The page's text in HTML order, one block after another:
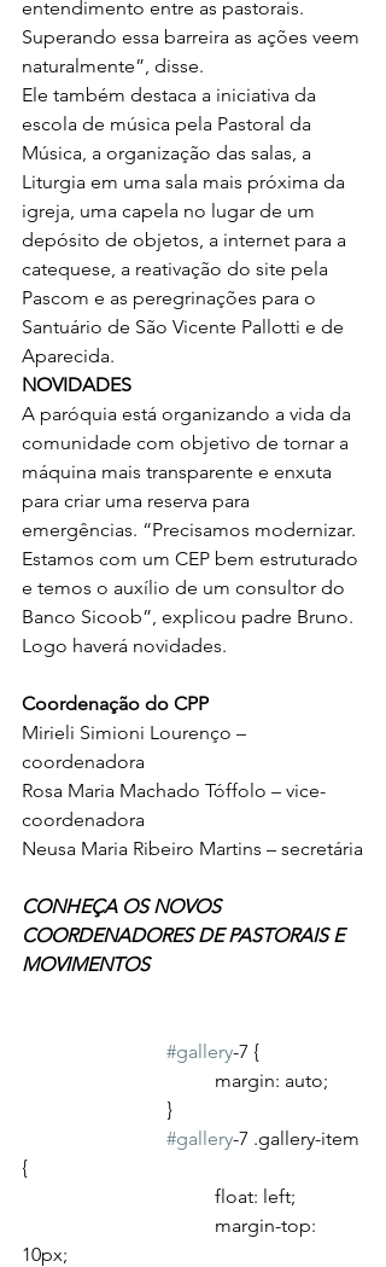
entendimento entre as pastorais.
Superando essa barreira as ações veem
naturalmente”, disse.
Ele também destaca a iniciativa da
escola de música pela Pastoral da
Música, a organização das salas, a
Liturgia em uma sala mais próxima da
igreja, uma capela no lugar de um
depósito de objetos, a internet para a
catequese, a reativação do site pela
Pascom e as peregrinações para o
Santuário de São Vicente Pallotti e de
Aparecida.
NOVIDADES
A paróquia está organizando a vida da
comunidade com objetivo de tornar a
máquina mais transparente e enxuta
para criar uma reserva para
emergências. “Precisamos modernizar.
Estamos com um CEP bem estruturado
e temos o auxílio de um consultor do
Banco Sicoob”, explicou padre Bruno.
Logo haverá novidades.
Coordenação do CPP
Mirieli Simioni Lourenço –
coordenadora
Rosa Maria Machado Tóffolo – vice-
coordenadora
Neusa Maria Ribeiro Martins – secretária
CONHEÇA OS NOVOS
COORDENADORES DE PASTORAIS E
MOVIMENTOS
#gallery-7 {
				margin: auto;
			}
#gallery-7 .gallery-item
{
				float: left;
10px;